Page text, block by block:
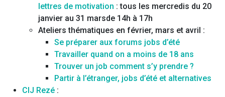
lettres de motivation : tous les mercredis du 20
janvier au 31 marsde 14h à 17h
Ateliers thématiques en février, mars et avril :
Se préparer aux forums jobs d’été
Travailler quand on a moins de 18 ans
Trouver un job comment s’y prendre ?
Partir à l’étranger, jobs d’été et alternatives
CIJ Rezé :